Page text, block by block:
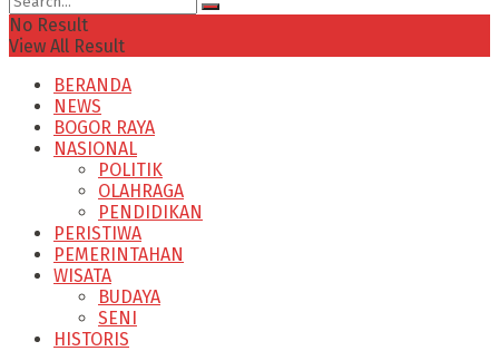
No Result
View All Result
BERANDA
NEWS
BOGOR RAYA
NASIONAL
POLITIK
OLAHRAGA
PENDIDIKAN
PERISTIWA
PEMERINTAHAN
WISATA
BUDAYA
SENI
HISTORIS